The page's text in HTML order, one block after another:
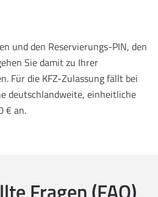
und den Reservierungs-PIN, den
Sie damit zu Ihrer
Für die KFZ-Zulassung fällt bei
deutschlandweite, einheitliche
€ an.